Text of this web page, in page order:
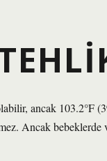
ancak 103.2°F
Ancak